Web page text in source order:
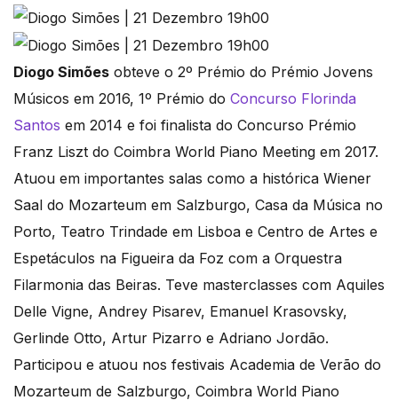
Diogo Simões obteve o 2º Prémio do Prémio Jovens
Músicos em 2016, 1º Prémio do Concurso Florinda
Santos em 2014 e foi finalista do Concurso Prémio
Franz Liszt do Coimbra World Piano Meeting em 2017.
Atuou em importantes salas como a histórica Wiener
Saal do Mozarteum em Salzburgo, Casa da Música no
Porto, Teatro Trindade em Lisboa e Centro de Artes e
Espetáculos na Figueira da Foz com a Orquestra
Filarmonia das Beiras. Teve masterclasses com Aquiles
Delle Vigne, Andrey Pisarev, Emanuel Krasovsky,
Gerlinde Otto, Artur Pizarro e Adriano Jordão.
Participou e atuou nos festivais Academia de Verão do
Mozarteum de Salzburgo, Coimbra World Piano